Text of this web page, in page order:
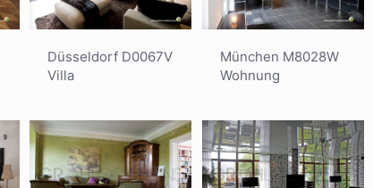
Düsseldorf D0067V
Villa
München M8028W
Wohnung